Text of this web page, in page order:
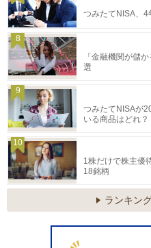
つみたてNISA、4
8
「金融機関が儲
選
9
つみたてNISAが
いる商品はどれ？
10
1株だけで株主優
18銘柄
ランキン